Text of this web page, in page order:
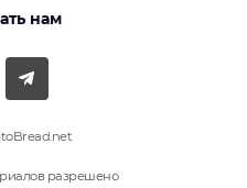
нам
разрешено